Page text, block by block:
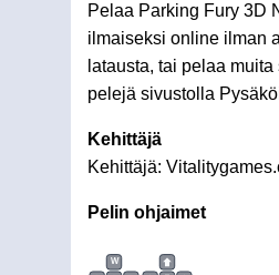
Pelaa Parking Fury 3D
ilmaiseksi online ilman
latausta, tai pelaa
pelejä sivustolla
Kehittäjä
Kehittäjä:
Pelin ohjaimet
W